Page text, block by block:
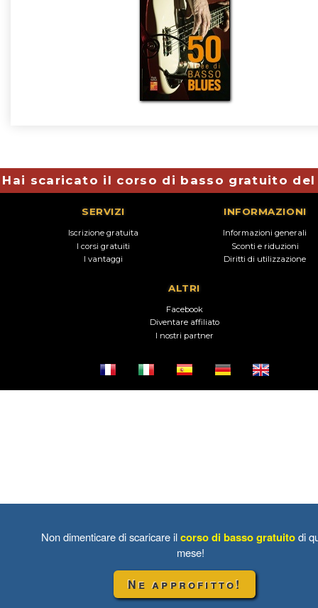
Hai scaricato il corso di basso gratuito del
SERVIZI
Iscrizione gratuita
I corsi gratuiti
I vantaggi
INFORMAZIONI
Informazioni generali
Sconti e riduzioni
Diritti di utilizzazione
ALTRI
Facebook
Diventare affiliato
I nostri partner
Non dimenticare di scaricare ilcorso di basso gratuitodi
mese!
Ne approfitto!